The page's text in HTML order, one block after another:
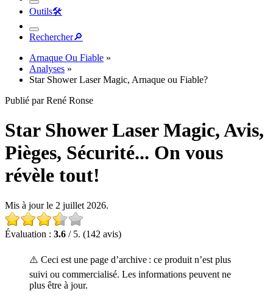
Outils🛠︎
Rechercher🔎︎
Arnaque Ou Fiable »
Analyses »
Star Shower Laser Magic, Arnaque ou Fiable?
Publié par René Ronse
Star Shower Laser Magic, Avis,
Pièges, Sécurité... On vous
révèle tout!
Mis à jour le 2 juillet 2026.
Évaluation : 3.6 / 5. (142 avis)
⚠️ Ceci est une page d’archive : ce produit n’est plus
suivi ou commercialisé. Les informations peuvent ne
plus être à jour.